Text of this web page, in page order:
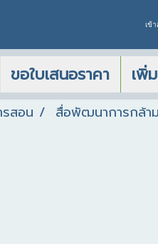
เข้
ขอใบเสนอราคา เพิ่
รสอน สื่อพัฒนาการกล้า